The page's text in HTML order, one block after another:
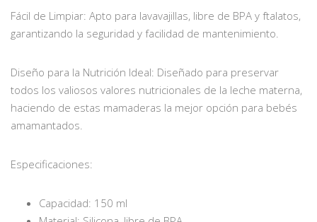
Fácil de Limpiar: Apto para lavavajillas, libre de BPA y ftalatos,
garantizando la seguridad y facilidad de mantenimiento.
Diseño para la Nutrición Ideal: Diseñado para preservar
todos los valiosos valores nutricionales de la leche materna,
haciendo de estas mamaderas la mejor opción para bebés
amamantados.
Especificaciones:
Capacidad: 150 ml